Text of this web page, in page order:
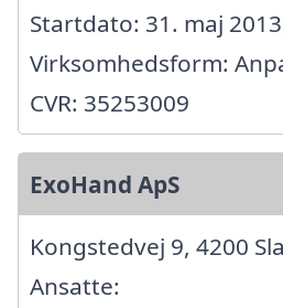
Startdato: 31. maj
Virksomhedsform:
CVR: 35253009
ExoHand ApS
Kongstedvej 9, 4200
Ansatte: